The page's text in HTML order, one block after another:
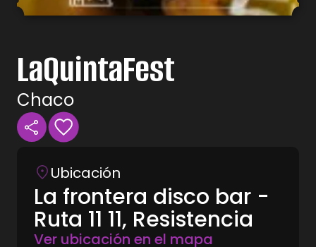
LaQuintaFest
Chaco
Ubicación
La frontera disco bar -
Ruta 11 11, Resistencia
Ver ubicación en el mapa